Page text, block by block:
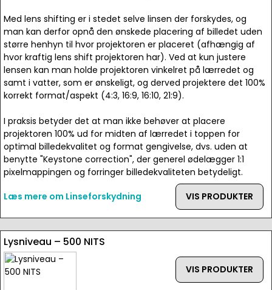
Med lens shifting er i stedet selve linsen der forskydes, og
man kan derfor opnå den ønskede placering af billedet uden
større henhyn til hvor projektoren er placeret (afhængig af
hvor kraftig lens shift projektoren har). Ved at kun justere
lensen kan man holde projektoren vinkelret på lærredet og
samt i vatter, som er ønskeligt, og derved projektere det 100%
korrekt format/aspekt (4:3, 16:9, 16:10, 21:9).
I praksis betyder det at man ikke behøver at placere
projektoren 100% ud for midten af lærredet i toppen for
optimal billedekvalitet og format gengivelse, dvs. uden at
benytte "Keystone correction", der generel ødelægger 1:1
pixelmappingen og forringer billedekvaliteten betydeligt.
Læs mere om Linseforskydning
VIS PRODUKTER
Lysniveau – 500 NITS
VIS PRODUKTER